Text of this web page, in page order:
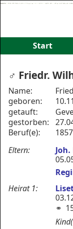
Start
♂︎ Friedr.
Name:
geboren:
getauft:
gestorben:
Beruf(e):
Eltern:
Heirat 1:
⚭